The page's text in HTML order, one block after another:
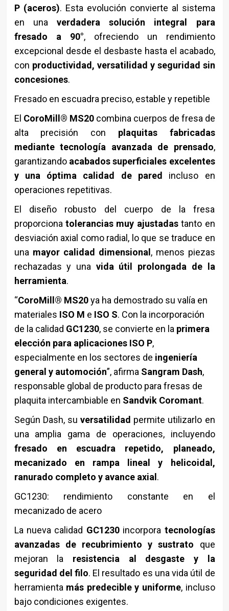
P (aceros). Esta evolución convierte al sistema
en una verdadera solución integral para
fresado a 90°, ofreciendo un rendimiento
excepcional desde el desbaste hasta el acabado,
con productividad, versatilidad y seguridad sin
concesiones.
Fresado en escuadra preciso, estable y repetible
El CoroMill® MS20combina cuerpos de fresa de
alta precisión con plaquitas fabricadas
mediante tecnología avanzada de prensado,
garantizando acabados superficiales excelentes
y una óptima calidad de pared
incluso en
operaciones repetitivas.
El diseño robusto del cuerpo de la fresa
proporciona tolerancias muy ajustadastanto en
desviación axial como radial, lo que se traduce en
una mayor calidad dimensional , menos piezas
rechazadas y una vida útil prolongada de la
herramienta.
“CoroMill® MS20ya ha demostrado su valía en
materiales ISO M e ISO S. Con la incorporación
de la calidad GC1230, se convierte en la primera
elección para aplicaciones ISO P,
especialmente en los sectores de ingeniería
general y automoción”, afirma Sangram Dash,
responsable global de producto para fresas de
plaquita intercambiable en Sandvik Coromant.
Según Dash, su versatilidad permite utilizarlo en
una amplia gama de operaciones, incluyendo
fresado en escuadra repetido, planeado,
mecanizado en rampa lineal y helicoidal,
ranurado completo y avance axial .
GC1230: rendimiento constante en el
mecanizado de acero
La nueva calidad GC1230incorpora tecnologías
avanzadas de recubrimiento y sustrato que
mejoran la resistencia al desgaste y la
seguridad del filo. El resultado es una vida útil de
herramienta más predecible y uniforme, incluso
bajo condiciones exigentes.